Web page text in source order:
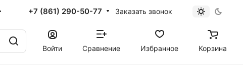
+7 (861) 290-50-77 Заказать звонок
Войти Сравнение Избранное Корзина